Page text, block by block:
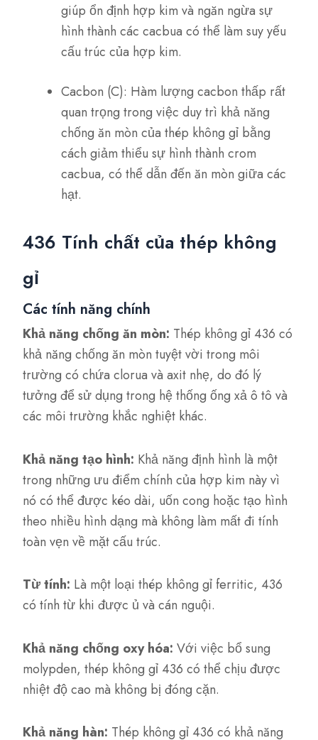
giúp ổn định hợp kim và ngăn ngừa sự
hình thành các cacbua có thể làm suy yếu
cấu trúc của hợp kim.
Cacbon (C): Hàm lượng cacbon thấp rất
quan trọng trong việc duy trì khả năng
chống ăn mòn của thép không gỉ bằng
cách giảm thiểu sự hình thành crom
cacbua, có thể dẫn đến ăn mòn giữa các
hạt.
436 Tính chất của thép không
gỉ
Các tính năng chính
Khả năng chống ăn mòn: Thép không gỉ 436 có
khả năng chống ăn mòn tuyệt vời trong môi
trường có chứa clorua và axit nhẹ, do đó lý
tưởng để sử dụng trong hệ thống ống xả ô tô và
các môi trường khắc nghiệt khác.
Khả năng tạo hình: Khả năng định hình là một
trong những ưu điểm chính của hợp kim này vì
nó có thể được kéo dài, uốn cong hoặc tạo hình
theo nhiều hình dạng mà không làm mất đi tính
toàn vẹn về mặt cấu trúc.
Từ tính: Là một loại thép không gỉ ferritic, 436
có tính từ khi được ủ và cán nguội.
Khả năng chống oxy hóa:Với việc bổ sung
molypden, thép không gỉ 436 có thể chịu được
nhiệt độ cao mà không bị đóng cặn.
Khả năng hàn: Thép không gỉ 436 có khả năng